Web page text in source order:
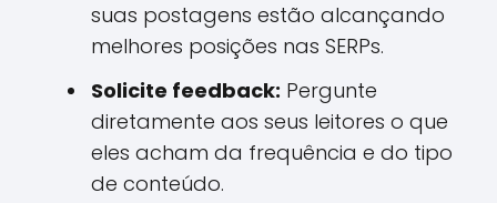
suas postagens estão alcançando
melhores posições nas SERPs.
Solicite feedback: Pergunte
diretamente aos seus leitores o que
eles acham da frequência e do tipo
de conteúdo.